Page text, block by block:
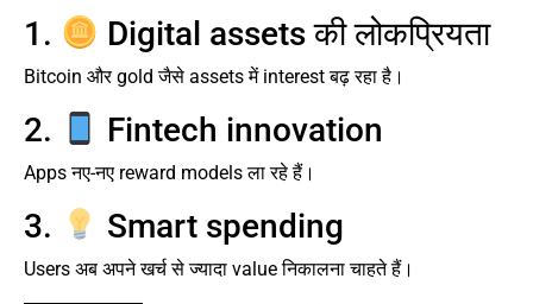
1. Digital assets की लोकप्रियता
Bitcoin और gold जैसे assets में interest बढ़ रहा है।
2. Fintech innovation
Apps नए-नए reward models ला रहे हैं।
3. Smart spending
Users अब अपने खर्च से ज्यादा value निकालना चाहते हैं।